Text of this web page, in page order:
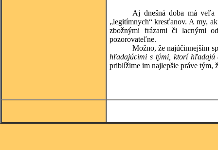
Aj dnešná doba má veľa
„legitímnych“ kresťanov. A my,
zbožnými frázami či lacnými
pozorovateľne.
Možno, že najúčinnejším
hľadajúcimi s tými, ktorí hľadajú
priblížime im najlepšie práve tým,